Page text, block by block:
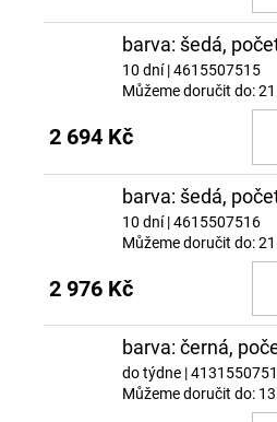
barva: šedá,
10 dní| 4615507515
Můžeme doručit do:
2 694 Kč
barva: šedá,
10 dní| 4615507516
Můžeme doručit do:
2 976 Kč
barva: černá,
do týdne |
Můžeme doručit do: